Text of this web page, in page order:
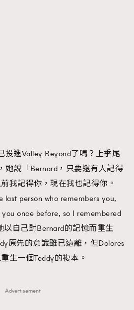
投進Valley Beyond了嗎？上季尾
她說「Bernard，只要還有人記得
我記得你，現在我也記得你。
last person who remembers you,
once before, so I remembered
以自己對Bernard的記憶而重生
原先的意識雖已遠離，但Dolores
生一個Teddy的複本。
Advertisement